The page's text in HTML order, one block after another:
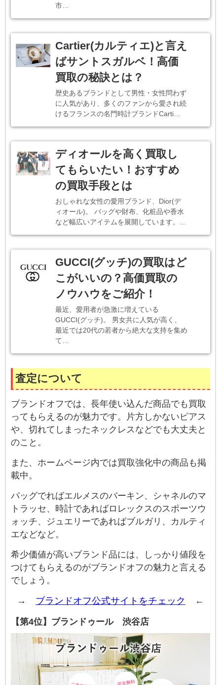
市…
Cartier(カルティエ)と言え
ばサントスガルベ！高価
買取の秘訣とは？
歴史あるブランドとして男性・女性問わず
に人気があり、多くのファンから愛され続
けるフランスの名門時計ブランドCarti…
ディオールを高く買取し
てもらいたい！おすすめ
の買取手段とは
おしゃれな女性の愛用ブランド、Dior(デ
ィオール)。 バッグや財布、化粧品や香水
など幅広いアイテムを展開しています。…
GUCCI(グッチ)の買取はど
こがいいの？高価買取の
ノウハウをご紹介！
最近、愛用者が急激に増えている
GUCCI(グッチ)。 男女共に人気が高く、
最近では20代の若者から絶大な支持を集め
て…
査定について
ブランドオフでは、長年使い込んだ商品でも買取
ってもらえるのが魅力です。片方しかないピアス
や、切れてしまったネックレスなどでも大丈夫と
のこと。
また、ホームページ内では買取強化中の商品も掲
載中。
バッグでればエルメスのバーキン、シャネルのマ
トラッセ、時計であればロレックスのスポーツウ
ォッチ、ジュエリーであればブルガリ、カルティ
エなどなど。
希少価値が高いブランド品には、しっかり値段を
つけてもらえるのがブランドオフの魅力と言える
でしょう。
→ ブランドオフ公式サイトをチェック ←
【第4位】ブランドゥール 渋谷店